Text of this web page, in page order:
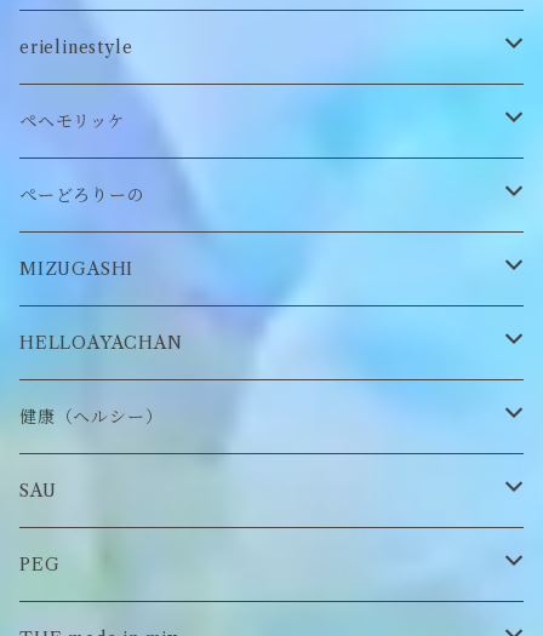
ステッカー
ぬいぐるみヘアピン
缶バッヂ
ロンT
ステッカー・シール
チャーム
Tシャツ
イヤーマフラー
ロンT
CAP
other
Tシャツ
バッグ
アクセサリー
雑貨
erielinestyle
ピアス/イヤリング
ネックレス
マスクチェーン
ペヘモリッケ
帽子
キーホルダー
ブローチ
ぺーどろりーの
靴下
スタイ
MIZUGASHI
帽子
アクセサリー
HELLOAYACHAN
ピアス/イヤリング
健康（ヘルシー）
ロンT
スウェット/パーカー
SAU
ロンT
PEG